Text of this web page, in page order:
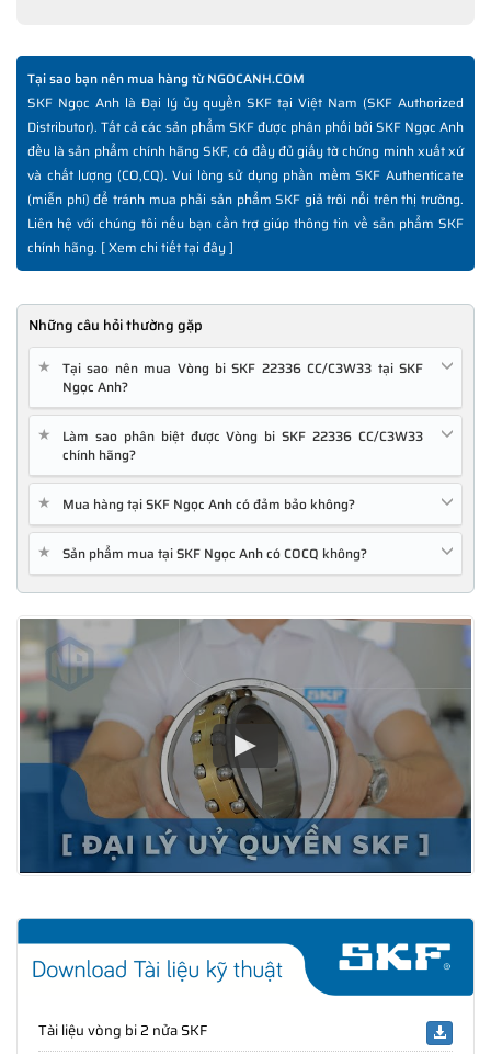
Tại sao bạn nên mua hàng từ NGOCANH.COM
SKF Ngọc Anh là Đại lý ủy quyền SKF tại Việt Nam (SKF Authorized
Distributor). Tất cả các sản phẩm SKF được phân phối bởi SKF Ngọc Anh
đều là sản phẩm chính hãng SKF, có đầy đủ giấy tờ chứng minh xuất xứ
và chất lượng (CO,CQ). Vui lòng sử dụng phần mềm SKF Authenticate
(miễn phí) để tránh mua phải sản phẩm SKF giả trôi nổi trên thị trường.
Liên hệ với chúng tôi nếu bạn cần trợ giúp thông tin về sản phẩm SKF
chính hãng. [Xem chi tiết tại đây]
Những câu hỏi thường gặp
★
Tại sao nên mua Vòng bi SKF 22336 CC/C3W33 tại SKF
Ngọc Anh?
★
Làm sao phân biệt được Vòng bi SKF 22336 CC/C3W33
chính hãng?
★ Mua hàng tại SKF Ngọc Anh có đảm bảo không?
★ Sản phẩm mua tại SKF Ngọc Anh có COCQ không?
Tài liệu vòng bi 2 nửa SKF